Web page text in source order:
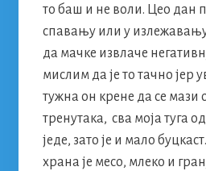
то баш и не воли. Цео дан
спавању или у
да мачке извлаче
мислим да је то тачно јер
тужна он крене да се мази
тренутака, сва моја туга
једе, зато је и мало
храна је месо, млеко и